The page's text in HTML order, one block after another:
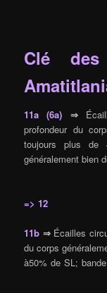
Clé
11a (6a) ⇒
profondeur du
toujours plus
=> 12
11b ⇒Écailles
du corps
à50% de SL;